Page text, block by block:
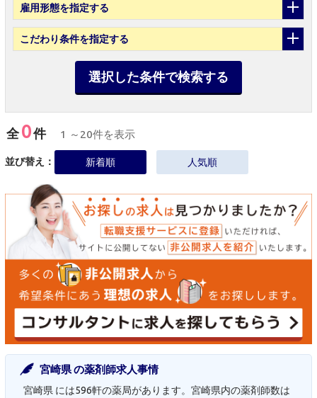
雇用形態を指定する
こだわり条件を指定する
選択した条件で検索する
全0件 1 ～20件を表示
並び替え： 新着順 人気順
宮崎県 の薬剤師求人事情
宮崎県 には596軒の薬局があります。宮崎県内の薬剤師数は